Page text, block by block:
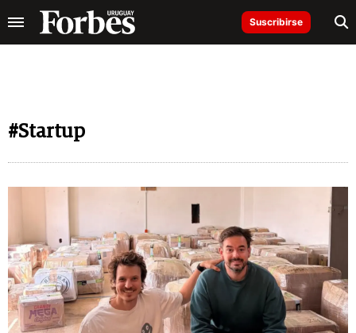
Suscribirse
#Startup